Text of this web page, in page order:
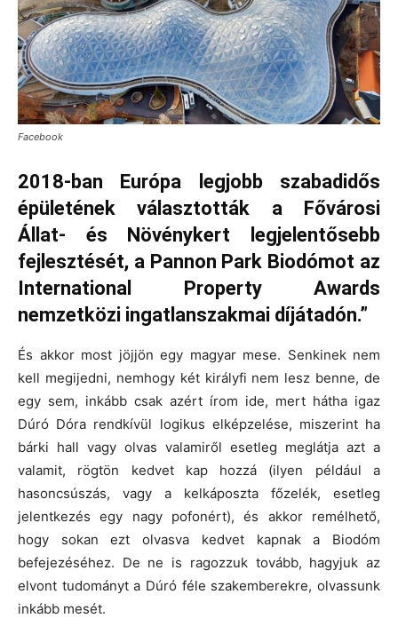
Facebook
2018-ban Európa legjobb szabadidős
épületének választották a Fővárosi
Állat- és Növénykert legjelentősebb
fejlesztését, a Pannon Park Biodómot az
International Property Awards
nemzetközi ingatlanszakmai díjátadón.”
És akkor most jöjjön egy magyar mese. Senkinek nem
kell megijedni, nemhogy két királyfi nem lesz benne, de
egy sem, inkább csak azért írom ide, mert hátha igaz
Dúró Dóra rendkívül logikus elképzelése, miszerint ha
bárki hall vagy olvas valamiről esetleg meglátja azt a
valamit, rögtön kedvet kap hozzá (ilyen például a
hasoncsúszás, vagy a kelkáposzta főzelék, esetleg
jelentkezés egy nagy pofonért), és akkor remélhető,
hogy sokan ezt olvasva kedvet kapnak a Biodóm
befejezéséhez. De ne is ragozzuk tovább, hagyjuk az
elvont tudományt a Dúró féle szakemberekre, olvassunk
inkább mesét.